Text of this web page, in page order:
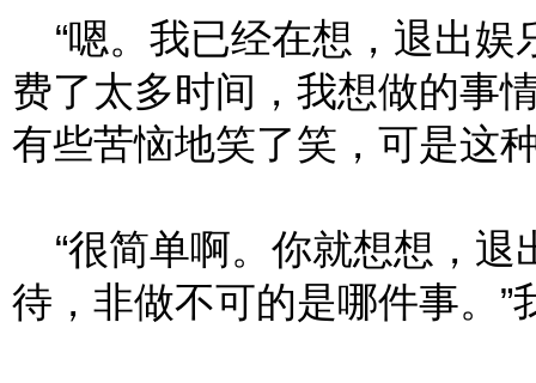
“嗯。我已经在想，退出娱
费了太多时间，我想做的事
有些苦恼地笑了笑，可是这
“很简单啊。你就想想，退
待，非做不可的是哪件事。”